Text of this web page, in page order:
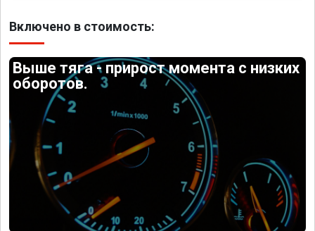
Включено в стоимость:
Выше тяга - прирост момента с низких
оборотов.